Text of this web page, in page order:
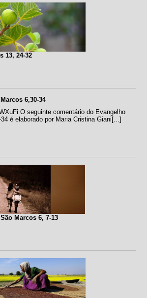
13, 24-32
6,30-34
O seguinte comentário do Evangelho
é elaborado por Maria Cristina Giani[...]
Marcos 6, 7-13